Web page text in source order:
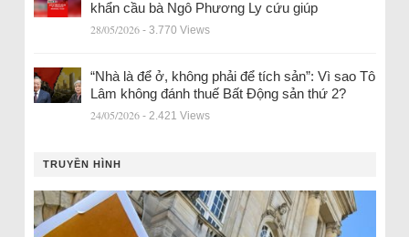
khẩn cầu bà Ngô Phương Ly cứu giúp
28/05/2026 - 3.770 Views
“Nhà là để ở, không phải để tích sản”: Vì sao Tô
Lâm không đánh thuế Bất Động sản thứ 2?
24/05/2026 - 2.421 Views
TRUYỀN HÌNH